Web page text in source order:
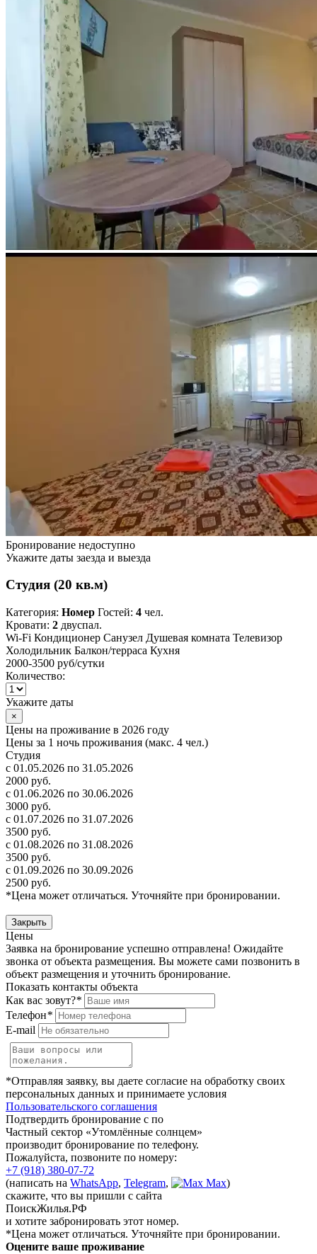
Бронирование недоступно
Укажите даты заезда и выезда
Студия (20 кв.м)
Категория: Номер Гостей: 4 чел.
Кровати: 2 двуспал.
Wi-Fi Кондиционер Санузел Душевая комната Телевизор
Холодильник Балкон/терраса Кухня
2000-3500 руб/сутки
Количество:
Укажите даты
×
Цены на проживание в 2026 году
Цены за 1 ночь проживания (макс. 4 чел.)
Студия
с 01.05.2026 по 31.05.2026
2000 руб.
с 01.06.2026 по 30.06.2026
3000 руб.
с 01.07.2026 по 31.07.2026
3500 руб.
с 01.08.2026 по 31.08.2026
3500 руб.
с 01.09.2026 по 30.09.2026
2500 руб.
*Цена может отличаться. Уточняйте при бронировании.
Закрыть
Цены
Заявка на бронирование успешно отправлена! Ожидайте
звонка от объекта размещения. Вы можете сами позвонить в
объект размещения и уточнить бронирование.
Показать контакты объекта
Как вас зовут?*
Телефон*
E-mail
*Отправляя заявку, вы даете согласие на обработку своих
персональных данных и принимаете условия
Пользовательского соглашения
Подтвердить бронирование с по
Частный сектор «Утомлённые солнцем»
производит бронирование по телефону.
Пожалуйста, позвоните по номеру:
+7 (918) 380-07-72
(написать на WhatsApp, Telegram, Max)
скажите, что вы пришли с сайта
ПоискЖилья.РФ
и хотите забронировать этот номер.
*Цена может отличаться. Уточняйте при бронировании.
Оцените ваше проживание